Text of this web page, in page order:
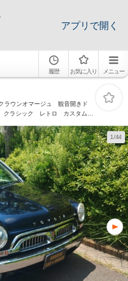
アプリで開く
履歴 お気に入り メニュー
ラウンオマージュ 観音開きド
ラシック レトロ カスタム
1/44